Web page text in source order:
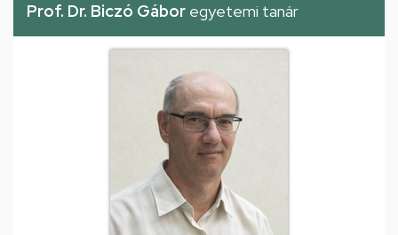
Prof. Dr. Biczó Gábor egyetemi tanár